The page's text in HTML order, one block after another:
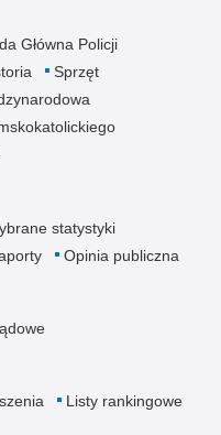
Główna Policji
Sprzęt
statystyki
Opinia publiczna
Listy rankingowe